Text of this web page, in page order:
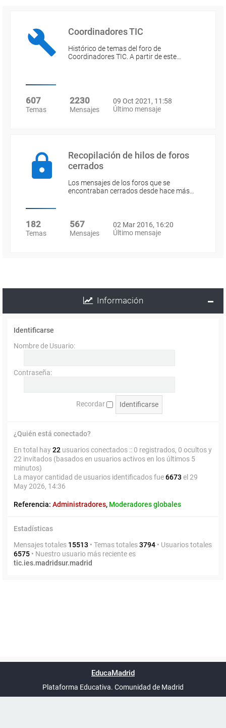
Coordinadores TIC
Histórico de temas del foro de
Coordinadores TIC. A partir de este…
607
Temas
2230
Mensajes
09 Oct 2021, 11:58
Último mensaje
Recopilación de hilos de foros
cerrados
Los mensajes de los foros que se
encontraban cerrados desde hace más…
182
Temas
567
Mensajes
02 Mar 2016, 16:20
Último mensaje
Información
Identificarse
Nombre de Usuario:
Contraseña:
Recordar
¿Quién está conectado?
En total hay22 usuarios conectados :: 0 registrados, 0 ocultos y
22 invitados (basados en usuarios activos en los últimos 5
minutos)
La mayor cantidad de usuarios identificados fue6673 el 29
May 2026, 14:36
Referencia: Administradores, Moderadores globales
Estadísticas
Mensajes totales 15513 • Temas totales3794 • Usuarios totales
6575 • Nuestro usuario más reciente es
tic.ies.madridsur.madrid
UTC+02:00
phpBB España
EducaMadrid
Plataforma Educativa. Comunidad de Madrid